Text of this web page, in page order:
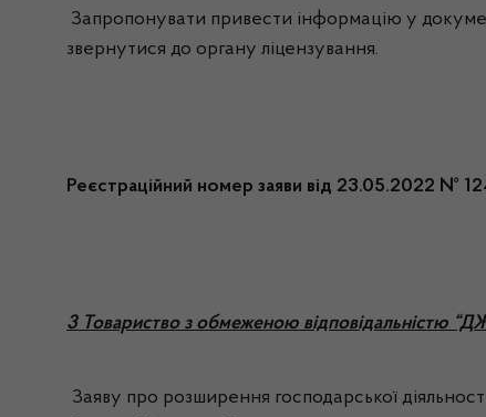
Запропонувати привести інформацію у
звернутися до органу ліцензування.
Реєстраційний номер заяви від 23.05.2022 №
3 Товариство з обмеженою відповідальністю
Заяву про розширення господарської